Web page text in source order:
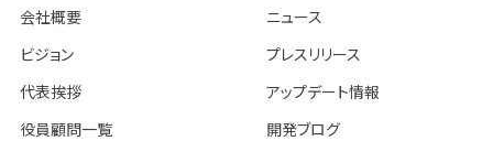
会社概要
ビジョン
代表挨拶
役員顧問一覧
ニュース
プレスリリース
アップデート情報
開発ブログ